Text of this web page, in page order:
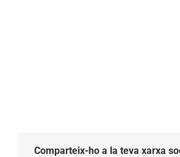
Comparteix-ho a la teva xarxa